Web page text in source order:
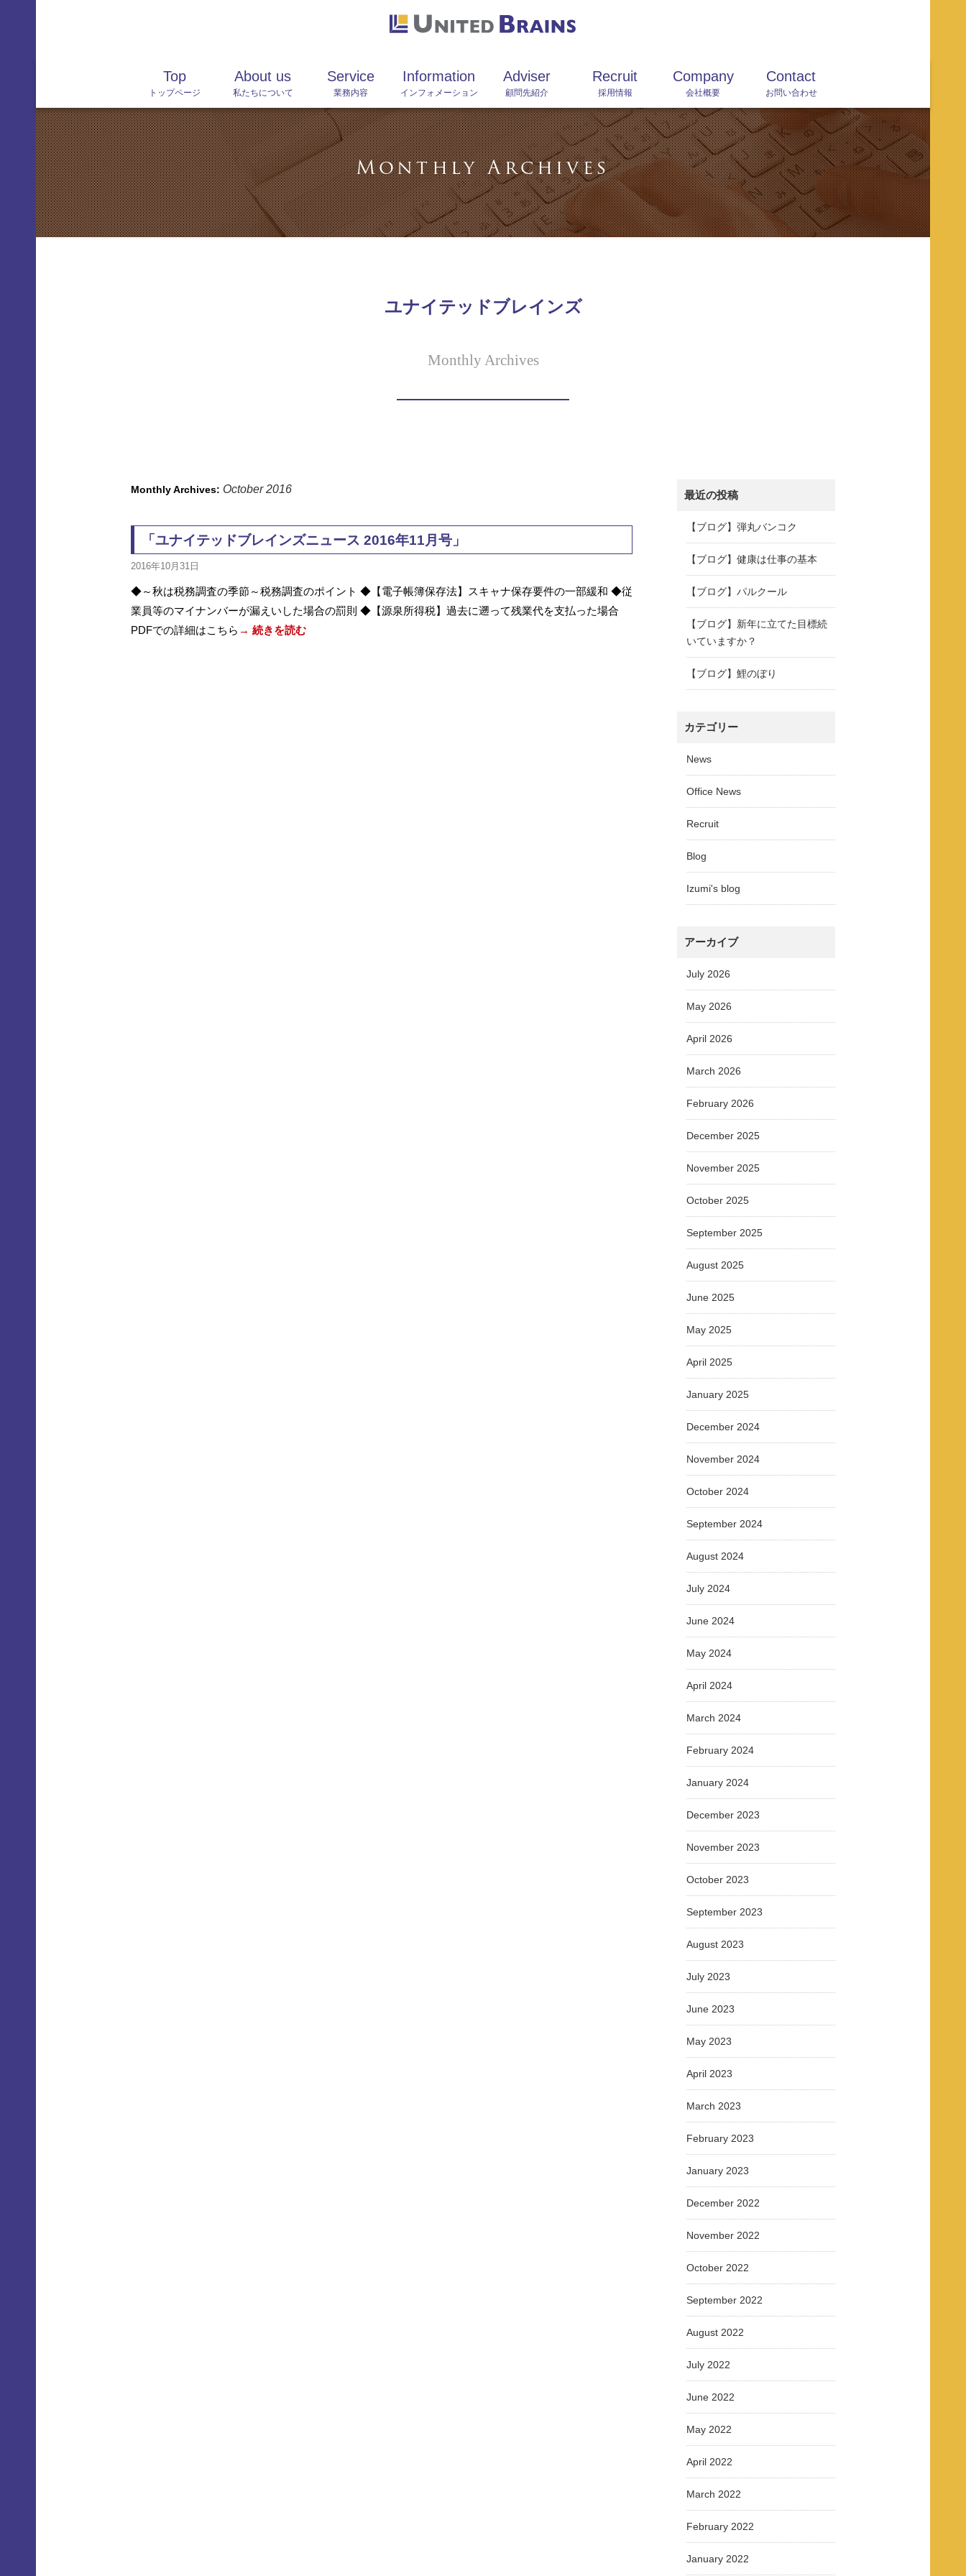
content
Top
トップページ
About us
私たちについて
Service
業務内容
Information
インフォメーション
Adviser
顧問先紹介
Recruit
採用情報
Company
会社概要
Contact
お問い合わせ
Monthly Archives
ユナイテッドブレインズ
Monthly Archives
Monthly Archives: October 2016
「ユナイテッドブレインズニュース 2016年11月号」
2016年10月31日
◆～秋は税務調査の季節～税務調査のポイント ◆【電子帳簿保存法】スキャナ保存要件の一部緩和 ◆従
業員等のマイナンバーが漏えいした場合の罰則 ◆【源泉所得税】過去に遡って残業代を支払った場合
PDFでの詳細はこちら → 続きを読む
最近の投稿
【ブログ】弾丸バンコク
【ブログ】健康は仕事の基本
【ブログ】パルクール
【ブログ】新年に立てた目標続
いていますか？
【ブログ】鯉のぼり
カテゴリー
News
Office News
Recruit
Blog
Izumi's blog
アーカイブ
July 2026
May 2026
April 2026
March 2026
February 2026
December 2025
November 2025
October 2025
September 2025
August 2025
June 2025
May 2025
April 2025
January 2025
December 2024
November 2024
October 2024
September 2024
August 2024
July 2024
June 2024
May 2024
April 2024
March 2024
February 2024
January 2024
December 2023
November 2023
October 2023
September 2023
August 2023
July 2023
June 2023
May 2023
April 2023
March 2023
February 2023
January 2023
December 2022
November 2022
October 2022
September 2022
August 2022
July 2022
June 2022
May 2022
April 2022
March 2022
February 2022
January 2022